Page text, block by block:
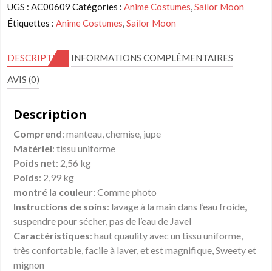
Meiou
Perfessional
Deaign
UGS :AC00609 Catégories :Anime Costumes,Sailor Moon
Étiquettes :Anime Costumes,Sailor Moon
DESCRIPTION
INFORMATIONS COMPLÉMENTAIRES
AVIS (0)
Description
Comprend: manteau, chemise, jupe
Matériel: tissu uniforme
Poids net: 2,56 kg
Poids: 2,99 kg
montré la couleur: Comme photo
Instructions de soins: lavage à la main dans l’eau froide,
suspendre pour sécher, pas de l’eau de Javel
Caractéristiques: haut quaulity avec un tissu uniforme,
très confortable, facile à laver, et est magnifique, Sweety et
mignon